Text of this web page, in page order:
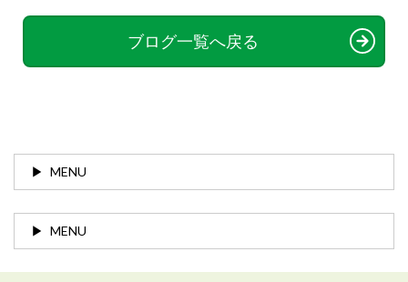
ブログ一覧へ戻る
MENU
MENU